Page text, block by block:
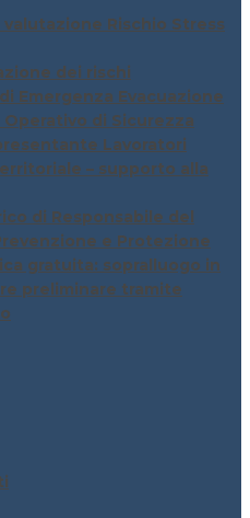
Rischio Stress
dei rischi
di Emergenza Evacuazione
Operativo di Sicurezza
Lavoratori
– supporto alla
di Responsabile del
e Protezione
gratuita: sopralluogo in
preliminare tramite